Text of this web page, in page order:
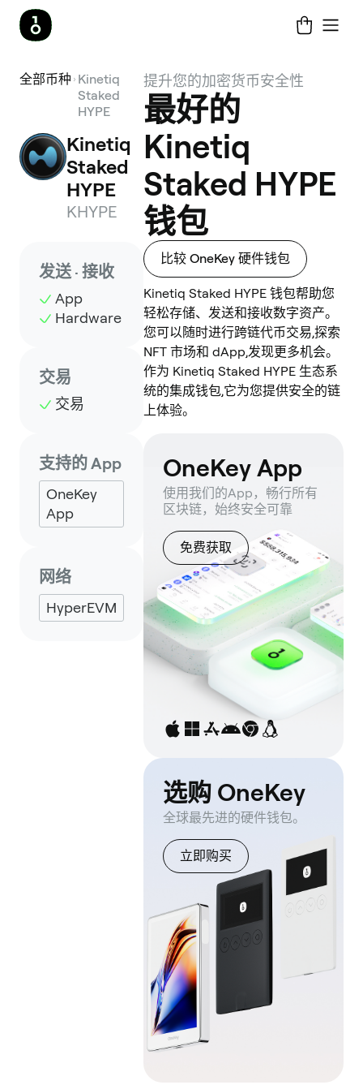
全部币种 Kinetiq
Staked
HYPE
Kinetiq
Staked
HYPE
KHYPE
发送 · 接收
App
Hardware
交易
交易
支持的 App
OneKey
App
网络
HyperEVM
提升您的加密货币安全性
最好的
Kinetiq
Staked HYPE
钱包
比较 OneKey 硬件钱包
Kinetiq Staked HYPE 钱包帮助您
轻松存储、发送和接收数字资产。
您可以随时进行跨链代币交易,探索
NFT 市场和 dApp,发现更多机会。
作为 Kinetiq Staked HYPE 生态系
统的集成钱包,它为您提供安全的链
上体验。
OneKey App
使用我们的App，畅行所有
区块链，始终安全可靠
免费获取
选购 OneKey
全球最先进的硬件钱包。
立即购买